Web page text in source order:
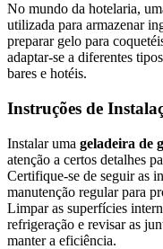
No mundo da hotelaria,
utilizada para armazenar
preparar gelo para
adaptar-se a diferentes
bares e hotéis.
Instruções de
Instalar uma geladeira de
atenção a certos detalhes
Certifique-se de seguir as
manutenção regular para
Limpar as superfícies
refrigeração e revisar as
manter a eficiência.